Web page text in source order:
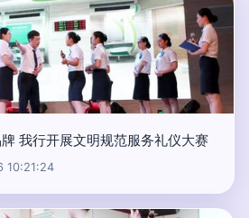
我行开展文明规范服务礼仪大赛
10:21:24